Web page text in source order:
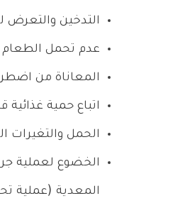
التدخين والتعرض
عدم تحمل
المعاناة من
اتباع حمية
الحمل والتغيرات
الخضوع لعملية
المعدية (عملية